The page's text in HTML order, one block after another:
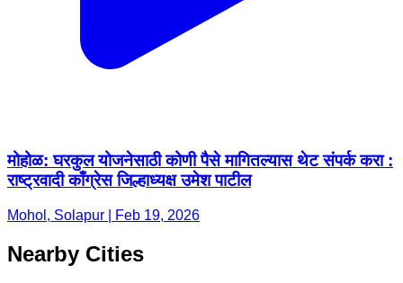
मोहोळ: घरकुल योजनेसाठी कोणी पैसे मागितल्यास थेट संपर्क करा :
राष्ट्रवादी काँग्रेस जिल्हाध्यक्ष उमेश पाटील
Mohol, Solapur | Feb 19, 2026
Nearby Cities